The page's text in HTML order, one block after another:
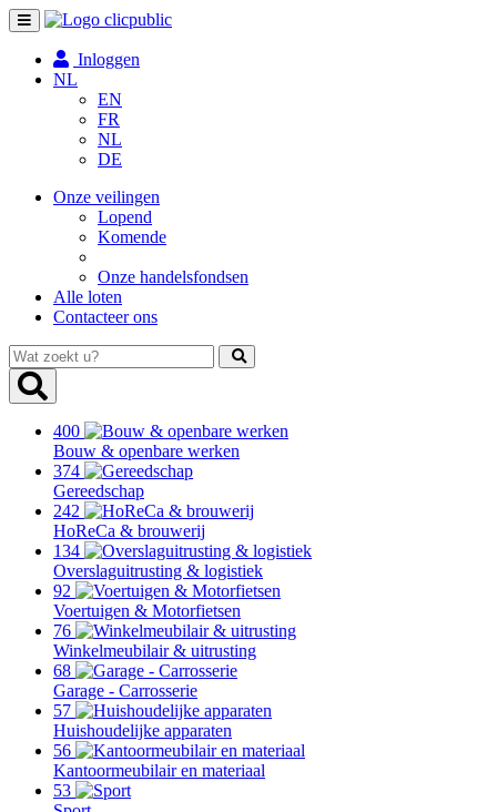
Toggle
navigation
Inloggen
NL
EN
FR
NL
DE
Onze veilingen
Lopend
Komende
Onze handelsfondsen
Alle loten
Contacteer ons
Wat
zoekt
u?
400
Bouw & openbare werken
374
Gereedschap
242
HoReCa & brouwerij
134
Overslaguitrusting & logistiek
92
Voertuigen & Motorfietsen
76
Winkelmeubilair & uitrusting
68
Garage - Carrosserie
57
Huishoudelijke apparaten
56
Kantoormeubilair en materiaal
53